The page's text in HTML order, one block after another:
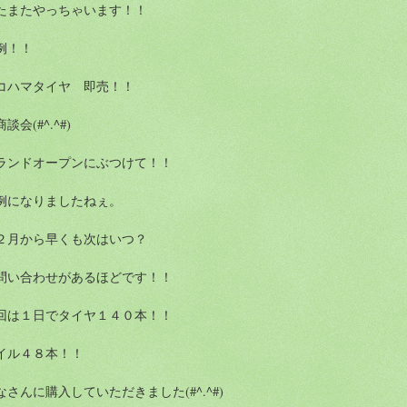
またやっちゃいます！！
！！
ハマタイヤ 即売！！
談会(#^.^#)
ンドオープンにぶつけて！！
になりましたねぇ。
月から早くも次はいつ？
い合わせがあるほどです！！
は１日でタイヤ１４０本！！
ル４８本！！
さんに購入していただきました(#^.^#)